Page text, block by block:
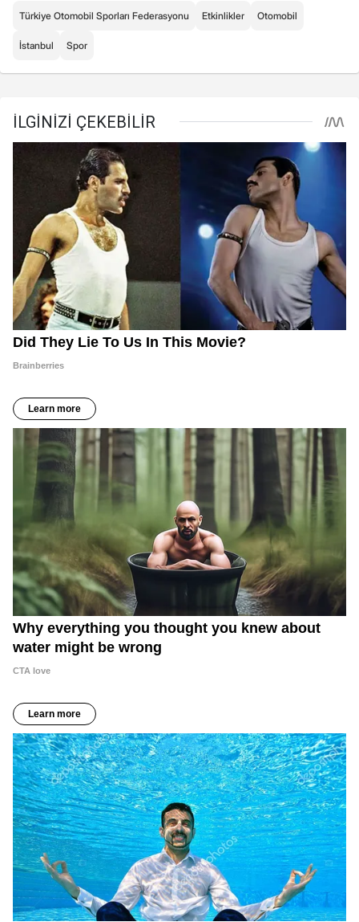
Türkiye Otomobil Sporları Federasyonu Etkinlikler Otomobil
İstanbul Spor